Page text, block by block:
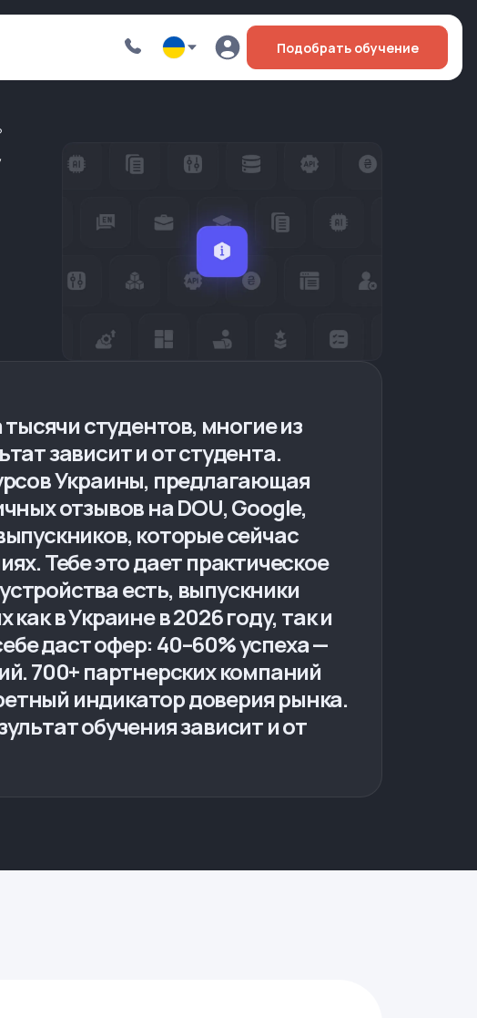
Подобрать обучение
студентов, многие из
зависит и от студента.
Украины, предлагающая
отзывов на DOU, Google,
которые сейчас
Тебе это дает практическое
есть, выпускники
в Украине в 2026 году, так и
даст офер: 40–60% успеха —
700+ партнерских компаний
индикатор доверия рынка.
обучения зависит и от